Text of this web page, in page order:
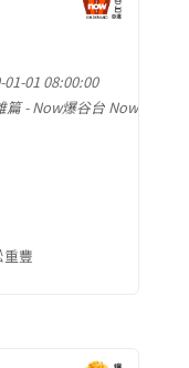
01-01 08:00:00
篇 - Now爆谷台 Now
重豐